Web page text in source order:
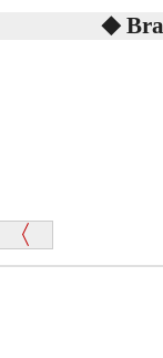
記載しており
ディベアがいま
「スクエーカー
探してみてく
「前に買っ